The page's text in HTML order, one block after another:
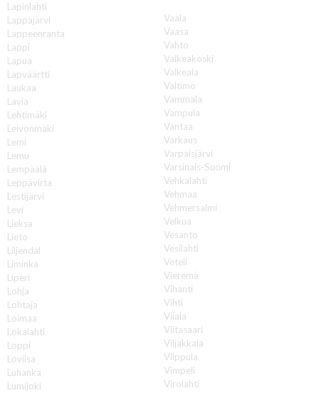
Lapinlahti
Lappajärvi
Lappeenranta
Lappi
Lapua
Lapväärtti
Laukaa
Lavia
Lehtimäki
Leivonmäki
Lemi
Lemu
Lempäälä
Leppävirta
Lestijärvi
Levi
Lieksa
Lieto
Liljendal
Liminka
Liperi
Lohja
Lohtaja
Loimaa
Lokalahti
Loppi
Loviisa
Luhanka
Lumijoki
Vaala
Vaasa
Vahto
Valkeakoski
Valkeala
Valtimo
Vammala
Vampula
Vantaa
Varkaus
Varpaisjärvi
Varsinais-Suomi
Vehkalahti
Vehmaa
Vehmersalmi
Velkua
Vesanto
Vesilahti
Veteli
Vieremä
Vihanti
Vihti
Viiala
Viitasaari
Viljakkala
Vilppula
Vimpeli
Virolahti